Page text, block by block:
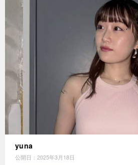
yuna
公開日： 2025年3月18日